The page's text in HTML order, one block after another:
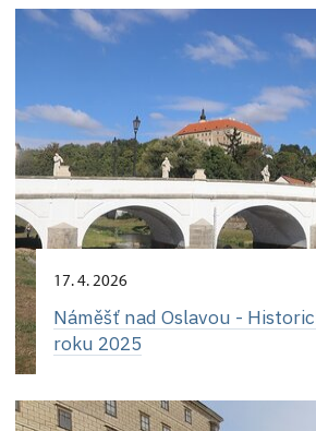
17. 4. 2026
Náměšť nad Oslavou -
roku 2025